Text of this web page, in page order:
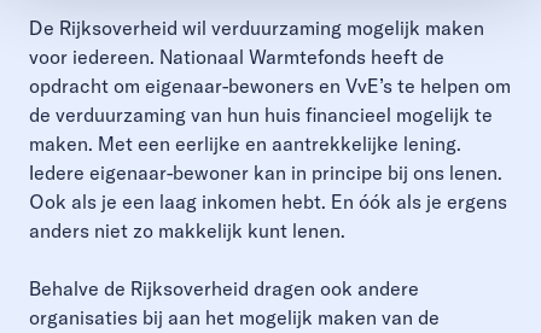
De Rijksoverheid wil verduurzaming mogelijk maken
voor iedereen. Nationaal Warmtefonds heeft de
opdracht om eigenaar-bewoners en VvE’s te helpen om
de verduurzaming van hun huis financieel mogelijk te
maken. Met een eerlijke en aantrekkelijke lening.
Iedere eigenaar-bewoner kan in principe bij ons lenen.
Ook als je een laag inkomen hebt. En óók als je ergens
anders niet zo makkelijk kunt lenen.
Behalve de Rijksoverheid dragen ook andere
organisaties bij aan het mogelijk maken van de